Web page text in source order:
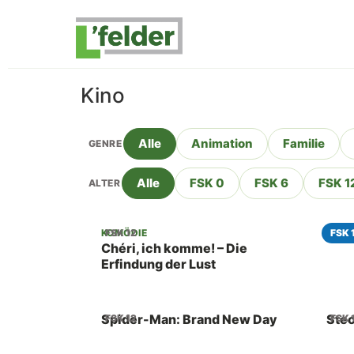
Kino
GENRE Alle Animation Familie
ALTER Alle FSK 0 FSK 6 FSK
FSK 12
KOMÖDIE
Chéri, ich komme! – Die
Erfindung der Lust
FSK
Die
FSK 12
Spider-Man: Brand New Day FSK